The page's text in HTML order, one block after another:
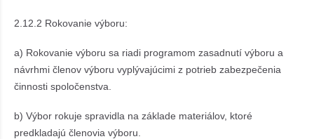
2.12.2 Rokovanie výboru:
a) Rokovanie výboru sa riadi programom zasadnutí výboru a
návrhmi členov výboru vyplývajúcimi z potrieb zabezpečenia
činnosti spoločenstva.
b) Výbor rokuje spravidla na základe materiálov, ktoré
predkladajú členovia výboru.